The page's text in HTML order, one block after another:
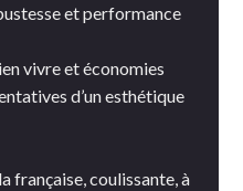
et performance
vivre et économies
d’un esthétique
française, coulissante, à